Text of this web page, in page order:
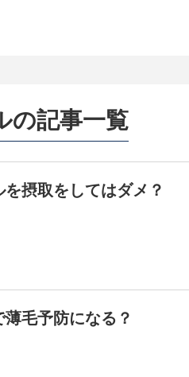
の記事一覧
摂取をしてはダメ？
毛予防になる？